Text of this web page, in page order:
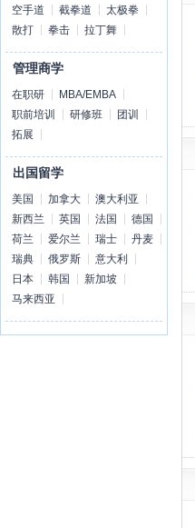
空手道
截拳道
太极拳
散打
拳击 拉丁舞
管理商学
在职研
MBA/EMBA
职前培训
研修班
团训
拓展
出国留学
美国 加拿大
澳大利亚
新西兰
英国 法国
德国
荷兰
爱尔兰 瑞士
丹麦
瑞典
俄罗斯
意大利
日本
韩国
新加坡
马来西亚